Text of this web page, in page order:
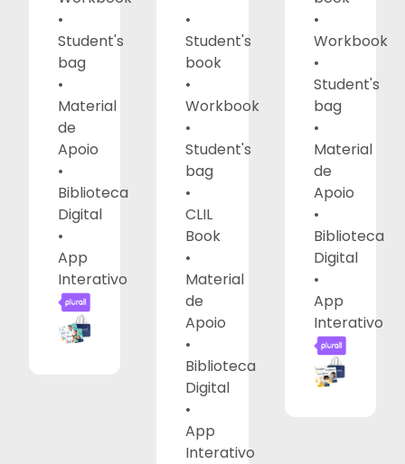
•
Student's
bag
•
Material
de
Apoio
•
Biblioteca
Digital
•
App
Interativo
•
Student's
book
•
Workbook
•
Student's
bag
•
CLIL
Book
•
Material
de
Apoio
•
Biblioteca
Digital
•
App
Interativo
•
Workbook
•
Student's
bag
•
Material
de
Apoio
•
Biblioteca
Digital
•
App
Interativo